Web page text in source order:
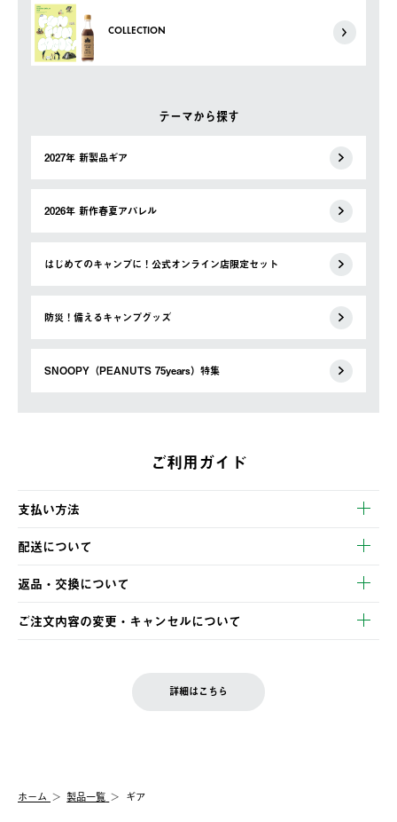
COLLECTION
テーマから探す
2027年 新製品ギア
2026年 新作春夏アパレル
はじめてのキャンプに！公式オンライン店限定セット
防災！備えるキャンプグッズ
SNOOPY（PEANUTS 75years）特集
ご利用ガイド
支払い方法
以下のいずれかの方法でお支払いいただけます。
・クレジットカード決済
・コンビニ決済
・Pay-easy決済
配送について
【発送スケジュール】
ご注文・ご入金完了より2営業日以内に商品を発送いたします。
土日祝の発送はございませんので、木曜日以降のご注文は週明け
の発送となる場合がございます。
【配送業者】
佐川急便にて配送されます。
返品・交換について
※お客様都合の場合
お客様都合の返品にかかる送料は、お客様ご負担とさせていただ
一度お手元の商品を返品いただき、ご希望商品を再注文してくだ
ご注文内容の変更・キャンセルについて
LOGOS FAMILY会員の方は、会員マイページ内 購入履歴画面に
詳細はこちら
ホーム 製品一覧 ギア